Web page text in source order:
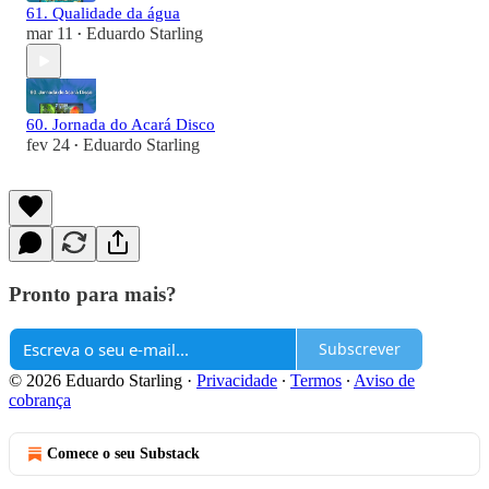
61. Qualidade da água
mar 11 • Eduardo Starling
60. Jornada do Acará Disco
fev 24 • Eduardo Starling
Pronto para mais?
Subscrever
© 2026 Eduardo Starling · Privacidade ∙ Termos ∙ Aviso de
cobrança
Comece o seu Substack